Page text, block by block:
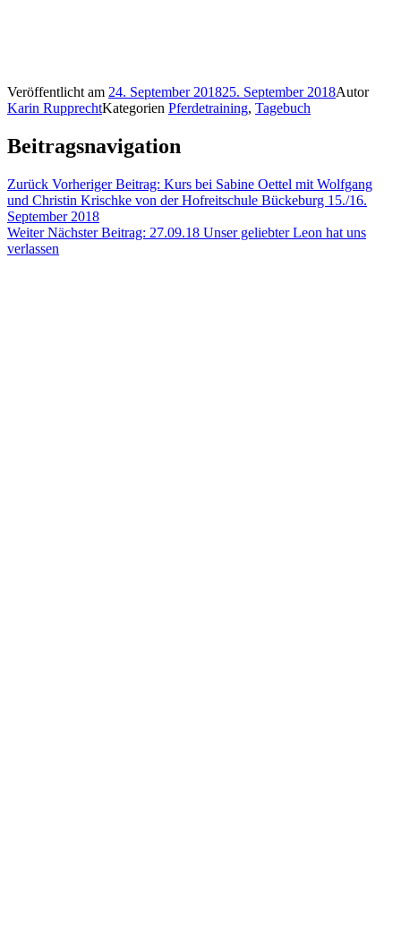
Veröffentlicht am 24. September 201825. September 2018Autor
Karin RupprechtKategorien Pferdetraining, Tagebuch
Beitragsnavigation
Zurück Vorheriger Beitrag: Kurs bei Sabine Oettel mit Wolfgang
und Christin Krischke von der Hofreitschule Bückeburg 15./16.
September 2018
Weiter Nächster Beitrag: 27.09.18 Unser geliebter Leon hat uns
verlassen